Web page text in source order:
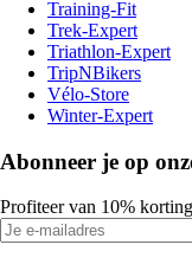
Training-Fit
Trek-Expert
Triathlon-Expert
TripNBikers
Vélo-Store
Winter-Expert
Abonneer je op
Profiteer van 10%